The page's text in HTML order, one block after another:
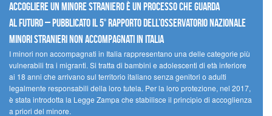
Accogliere un minore straniero è un processo che guarda
al futuro – Pubblicato il 5° rapporto dell’Osservatorio Nazionale
Minori Stranieri Non Accompagnati in Italia
I minori non accompagnati in Italia rappresentano una delle categorie più
vulnerabili tra i migranti. Si tratta di bambini e adolescenti di età inferiore
ai 18 anni che arrivano sul territorio italiano senza genitori o adulti
legalmente responsabili della loro tutela. Per la loro protezione, nel 2017,
è stata introdotta la Legge Zampa che stabilisce il principio di accoglienza
a priori del minore.